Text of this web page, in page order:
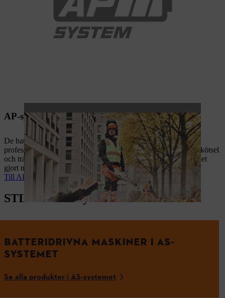
AP-system: För stora utmaningar
De batteridrivna maskinerna i AP-system är konstruerade för
professionell användning inom landskapsarkitektur, trädgårdsskötsel
och trädvård. De är byggda för att tåla dåligt väder och få jobbet
gjort med den prestanda som yrkesproffs förväntar sig.
Till AP-system
STIHL batterisystem
BATTERIDRIVNA MASKINER I AS-
SYSTEMET
Se alla produkter i AS-systemet